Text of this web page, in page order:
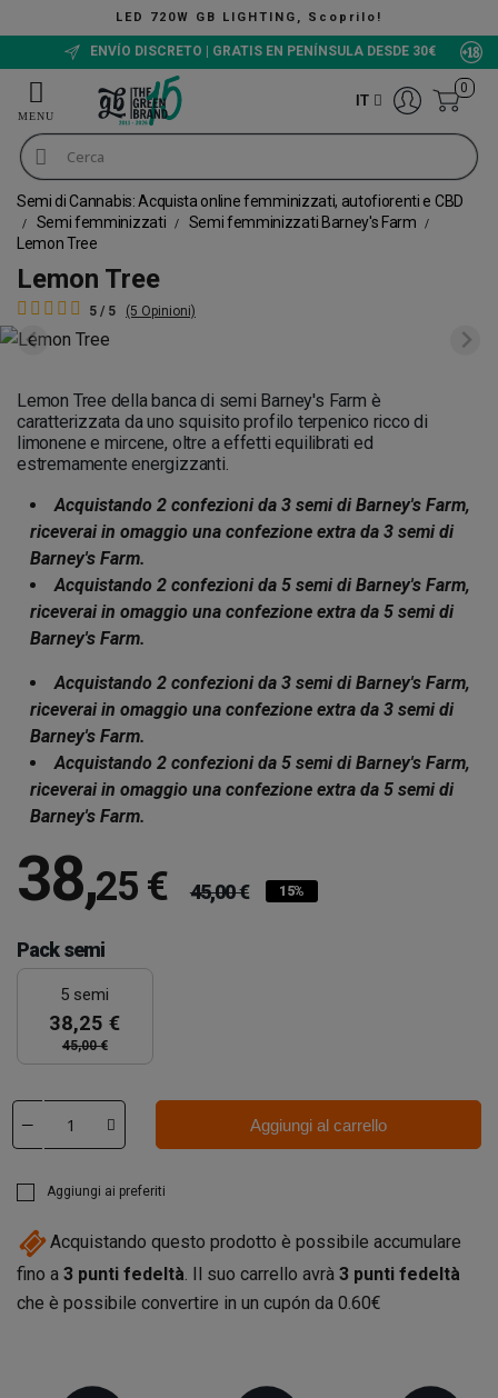
Scoprilo!
ENVÍO DISCRETO | GRATIS EN PENÍNSULA DESDE 30€
IT
0
Semi di Cannabis: Acquista online femminizzati, autofiorenti e CBD
Semi femminizzati
Semi femminizzati Barney's Farm
Lemon Tree
Lemon Tree
5 / 5 (5 Opinioni)
Lemon Tree della banca di semi Barney's Farm è
caratterizzata da uno squisito profilo terpenico ricco di
limonene e mircene, oltre a effetti equilibrati ed
estremamente energizzanti.
Acquistando 2 confezioni da 3 semi di Barney's Farm,
riceverai in omaggio una confezione extra da 3 semi di
Barney's Farm.
Acquistando 2 confezioni da 5 semi di Barney's Farm,
riceverai in omaggio una confezione extra da 5 semi di
Barney's Farm.
Acquistando 2 confezioni da 3 semi di Barney's Farm,
riceverai in omaggio una confezione extra da 3 semi di
Barney's Farm.
Acquistando 2 confezioni da 5 semi di Barney's Farm,
riceverai in omaggio una confezione extra da 5 semi di
Barney's Farm.
38,25 € 45,00 € 15%
Pack semi
5 semi
38,25 €
45,00 €
Aggiungi al carrello
Aggiungi ai preferiti
Acquistando questo prodotto è possibile accumulare
fino a 3 punti fedeltà. Il suo carrello avrà 3 punti fedeltà
che è possibile convertire in un cupón da 0.60€